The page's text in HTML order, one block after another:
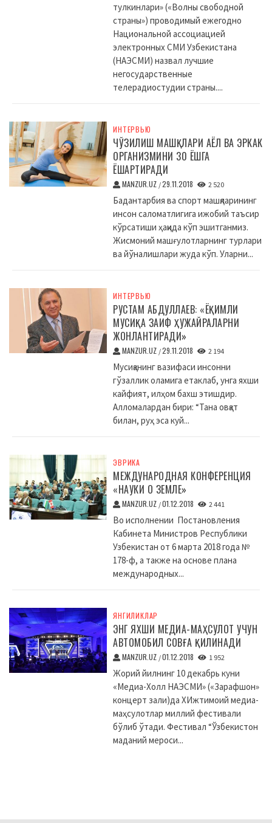
тулкинлари» («Волны свободной
страны») проводимый ежегодно
Национальной ассоциацией
электронных СМИ Узбекистана
(НАЭСМИ) назвал лучшие
негосударственные
телерадиостудии страны....
ИНТЕРВЬЮ
ЧЎЗИЛИШ МАШҚЛАРИ АЁЛ ВА ЭРКАК
ОРГАНИЗМИНИ 30 ЁШГА
ЁШАРТИРАДИ
MANZUR.UZ /29.11.2018 2 520
Бадантарбия ва спорт машқларининг
инсон саломатлигига ижобий таъсир
кўрсатиши ҳақида кўп эшитганмиз.
Жисмоний машғулотларнинг турлари
ва йўналишлари жуда кўп. Уларни...
ИНТЕРВЬЮ
РУСТАМ АБДУЛЛАЕВ: «ЁҚИМЛИ
МУСИҚА ЗАИФ ҲУЖАЙРАЛАРНИ
ЖОНЛАНТИРАДИ»
MANZUR.UZ /29.11.2018 2 194
Мусиқанинг вазифаси инсонни
гўзаллик оламига етаклаб, унга яхши
кайфият, илҳом бахш этишдир.
Алломалардан бири: “Тана овқат
билан, руҳ эса куй...
ЭВРИКА
МЕЖДУНАРОДНАЯ КОНФЕРЕНЦИЯ
«НАУКИ О ЗЕМЛЕ»
MANZUR.UZ /01.12.2018 2 441
Во исполнении Постановления
Кабинета Министров Республики
Узбекистан от 6 марта 2018 года №
178-ф, а также на основе плана
международных...
ЯНГИЛИКЛАР
ЭНГ ЯХШИ МЕДИА-МАҲСУЛОТ УЧУН
АВТОМОБИЛ СОВҒА ҚИЛИНАДИ
MANZUR.UZ /01.12.2018 1 952
Жорий йилнинг 10 декабрь куни
«Медиа-Холл НАЭСМИ» («Зарафшон»
концерт зали)да XИжтимоий медиа-
маҳсулотлар миллий фестивали
бўлиб ўтади. Фестивал “Ўзбекистон
маданий мероси...